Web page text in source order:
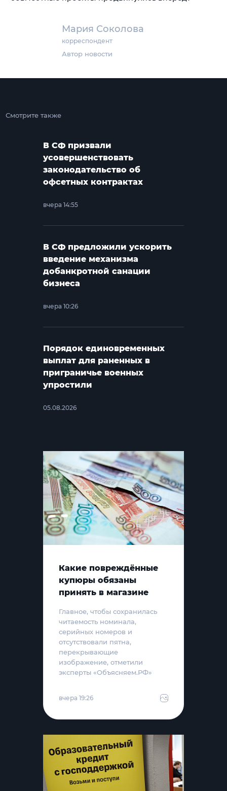
Мария Соколова
корреспондент
Автор новости
Смотрите также
В СФ призвали
усовершенствовать
законодательство об
офсетных контрактах
вчера 14:55
В СФ предложили ускорить
введение механизма
добанкротной санации
бизнеса
вчера 10:26
Порядок единовременных
выплат для раненных в
приграничье военных
упростили
05.08.2026
Какие повреждённые
купюры обязаны
принять в магазине
Главное, чтобы сохранилась
читаемость номинала,
серийных номеров и
отсутствовали пятна,
перекрывающие
изображение, отметили
эксперты «Объясняем.РФ»
вчера 19:26